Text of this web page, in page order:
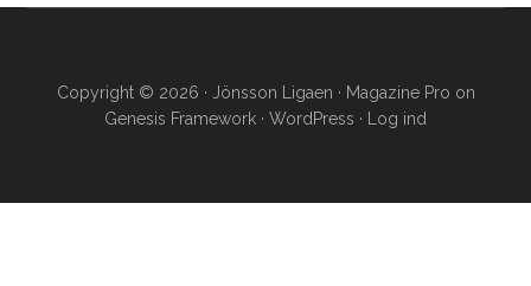
Copyright © 2026 · Jönsson Ligaen · Magazine Pro on
Genesis Framework · WordPress · Log ind